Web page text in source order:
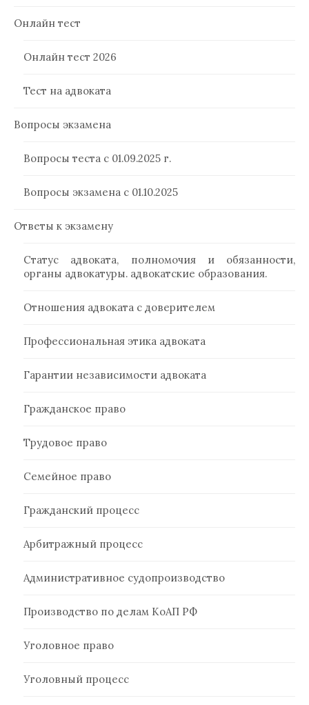
Онлайн тест
Онлайн тест 2026
Тест на адвоката
Вопросы экзамена
Вопросы теста с 01.09.2025 г.
Вопросы экзамена с 01.10.2025
Ответы к экзамену
Статус адвоката, полномочия и обязанности,
органы адвокатуры. адвокатские образования.
Отношения адвоката с доверителем
Профессиональная этика адвоката
Гарантии независимости адвоката
Гражданское право
Трудовое право
Семейное право
Гражданский процесс
Арбитражный процесс
Административное судопроизводство
Производство по делам КоАП РФ
Уголовное право
Уголовный процесс